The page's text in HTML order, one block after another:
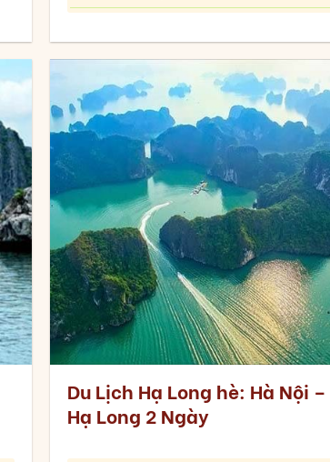
Du Lịch Hạ Long hè: Hà Nội –
Hạ Long 2 Ngày